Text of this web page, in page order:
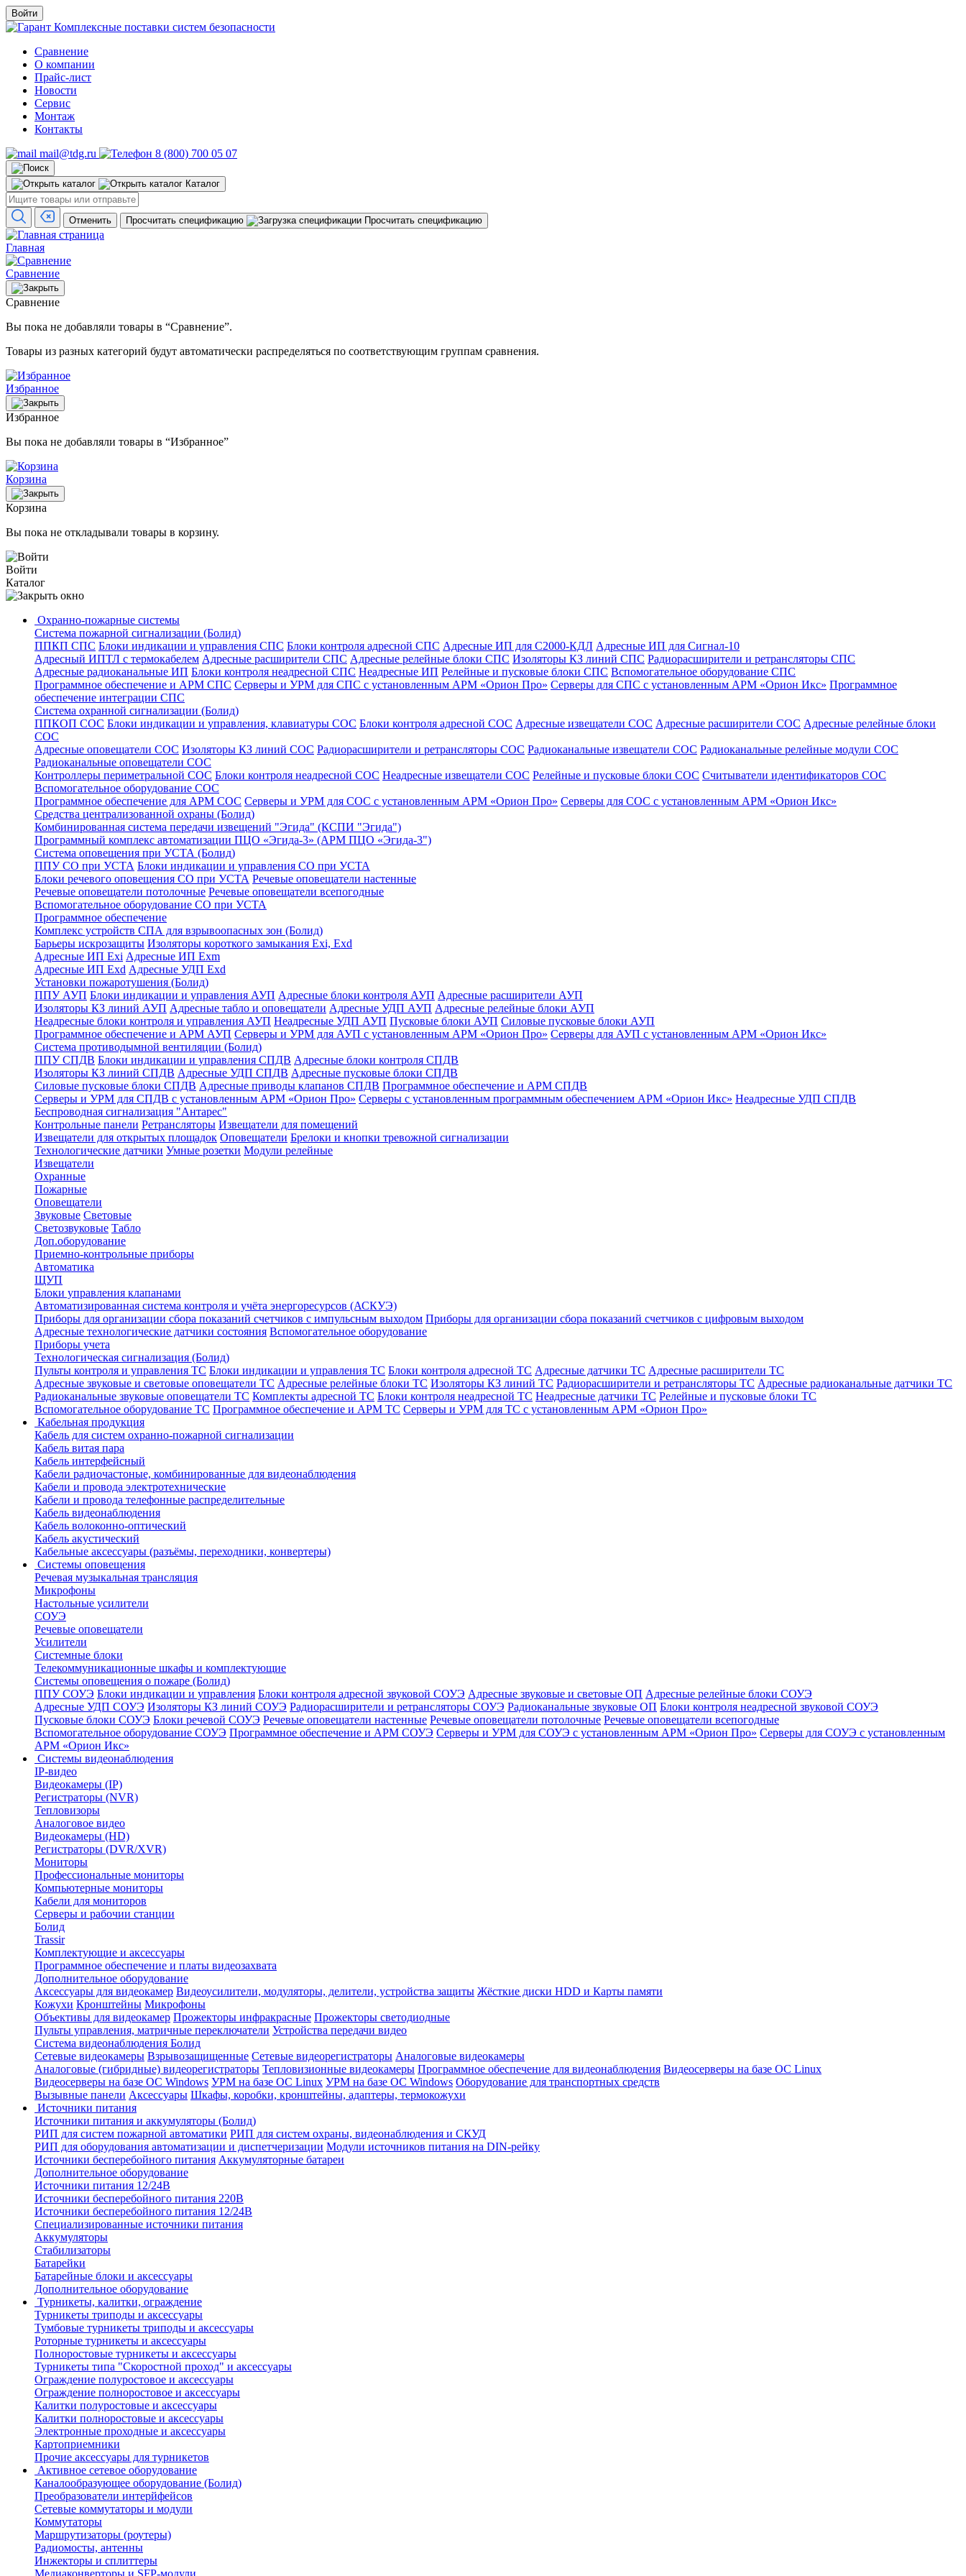
Войти
Комплексные поставки систем безопасности
Сравнение
О компании
Прайс-лист
Новости
Сервис
Монтаж
Контакты
mail@tdg.ru
8 (800) 700 05 07
Каталог
Отменить Просчитать спецификацию Просчитать спецификацию
Главная
Сравнение
Сравнение
Вы пока не добавляли товары в “Сравнение”.
Товары из разных категорий будут автоматически распределяться по соответствующим группам сравнения.
Избранное
Избранное
Вы пока не добавляли товары в “Избранное”
Корзина
Корзина
Вы пока не откладывали товары в корзину.
Войти
Каталог
Охранно-пожарные системы
Система пожарной сигнализации (Болид)
ППКП СПС Блоки индикации и управления СПС Блоки контроля адресной СПС Адресные ИП для С2000-КДЛ Адресные ИП для Сигнал-10
Адресный ИПТЛ с термокабелем Адресные расширители СПС Адресные релейные блоки СПС Изоляторы КЗ линий СПС Радиорасширители и ретрансляторы СПС
Адресные радиоканальные ИП Блоки контроля неадресной СПС Неадресные ИП Релейные и пусковые блоки СПС Вспомогательное оборудование СПС
Программное обеспечение и АРМ СПС Серверы и УРМ для СПС с установленным АРМ «Орион Про» Серверы для СПС с установленным АРМ «Орион Икс» Программное
обеспечение интеграции СПС
Система охранной сигнализации (Болид)
ППКОП СОС Блоки индикации и управления, клавиатуры СОС Блоки контроля адресной СОС Адресные извещатели СОС Адресные расширители СОС Адресные релейные блоки
СОС
Адресные оповещатели СОС Изоляторы КЗ линий СОС Радиорасширители и ретрансляторы СОС Радиоканальные извещатели СОС Радиоканальные релейные модули СОС
Радиоканальные оповещатели СОС
Контроллеры периметральной СОС Блоки контроля неадресной СОС Неадресные извещатели СОС Релейные и пусковые блоки СОС Считыватели идентификаторов СОС
Вспомогательное оборудование СОС
Программное обеспечение для АРМ СОС Серверы и УРМ для СОС с установленным АРМ «Орион Про» Серверы для СОС с установленным АРМ «Орион Икс»
Средства централизованной охраны (Болид)
Комбинированная система передачи извещений "Эгида" (КСПИ "Эгида")
Программный комплекс автоматизации ПЦО «Эгида-3» (АРМ ПЦО «Эгида-3")
Система оповещения при УСТА (Болид)
ППУ СО при УСТА Блоки индикации и управления СО при УСТА
Блоки речевого оповещения СО при УСТА Речевые оповещатели настенные
Речевые оповещатели потолочные Речевые оповещатели всепогодные
Вспомогательное оборудование СО при УСТА
Программное обеспечение
Комплекс устройств СПА для взрывоопасных зон (Болид)
Барьеры искрозащиты Изоляторы короткого замыкания Exi, Exd
Адресные ИП Exi Адресные ИП Exm
Адресные ИП Exd Адресные УДП Exd
Установки пожаротушения (Болид)
ППУ АУП Блоки индикации и управления АУП Адресные блоки контроля АУП Адресные расширители АУП
Изоляторы КЗ линий АУП Адресные табло и оповещатели Адресные УДП АУП Адресные релейные блоки АУП
Неадресные блоки контроля и управления АУП Неадресные УДП АУП Пусковые блоки АУП Силовые пусковые блоки АУП
Программное обеспечение и АРМ АУП Серверы и УРМ для АУП с установленным АРМ «Орион Про» Серверы для АУП с установленным АРМ «Орион Икс»
Система противодымной вентиляции (Болид)
ППУ СПДВ Блоки индикации и управления СПДВ Адресные блоки контроля СПДВ
Изоляторы КЗ линий СПДВ Адресные УДП СПДВ Адресные пусковые блоки СПДВ
Силовые пусковые блоки СПДВ Адресные приводы клапанов СПДВ Программное обеспечение и АРМ СПДВ
Серверы и УРМ для СПДВ с установленным АРМ «Орион Про» Серверы с установленным программным обеспечением АРМ «Орион Икс» Неадресные УДП СПДВ
Беспроводная сигнализация "Антарес"
Контрольные панели Ретрансляторы Извещатели для помещений
Извещатели для открытых площадок Оповещатели Брелоки и кнопки тревожной сигнализации
Технологические датчики Умные розетки Модули релейные
Извещатели
Охранные
Пожарные
Оповещатели
Звуковые Световые
Светозвуковые Табло
Доп.оборудование
Приемно-контрольные приборы
Автоматика
ЩУП
Блоки управления клапанами
Автоматизированная система контроля и учёта энергоресурсов (АСКУЭ)
Приборы для организации сбора показаний счетчиков с импульсным выходом Приборы для организации сбора показаний счетчиков с цифровым выходом
Адресные технологические датчики состояния Вспомогательное оборудование
Приборы учета
Технологическая сигнализация (Болид)
Пульты контроля и управления ТС Блоки индикации и управления ТС Блоки контроля адресной ТС Адресные датчики ТС Адресные расширители ТС
Адресные звуковые и световые оповещатели ТС Адресные релейные блоки ТС Изоляторы КЗ линий ТС Радиорасширители и ретрансляторы ТС Адресные радиоканальные датчики ТС
Радиоканальные звуковые оповещатели ТС Комплекты адресной ТС Блоки контроля неадресной ТС Неадресные датчики ТС Релейные и пусковые блоки ТС
Вспомогательное оборудование ТС Программное обеспечение и АРМ ТС Серверы и УРМ для ТС с установленным АРМ «Орион Про»
Кабельная продукция
Кабель для систем охранно-пожарной сигнализации
Кабель витая пара
Кабель интерфейсный
Кабели радиочастоные, комбинированные для видеонаблюдения
Кабели и провода электротехнические
Кабели и провода телефонные распределительные
Кабель видеонаблюдения
Кабель волоконно-оптический
Кабель акустический
Кабельные аксессуары (разъёмы, переходники, конвертеры)
Системы оповещения
Речевая музыкальная трансляция
Микрофоны
Настольные усилители
СОУЭ
Речевые оповещатели
Усилители
Системные блоки
Телекоммуникационные шкафы и комплектующие
Системы оповещения о пожаре (Болид)
ППУ СОУЭ Блоки индикации и управления Блоки контроля адресной звуковой СОУЭ Адресные звуковые и световые ОП Адресные релейные блоки СОУЭ
Адресные УДП СОУЭ Изоляторы КЗ линий СОУЭ Радиорасширители и ретрансляторы СОУЭ Радиоканальные звуковые ОП Блоки контроля неадресной звуковой СОУЭ
Пусковые блоки СОУЭ Блоки речевой СОУЭ Речевые оповещатели настенные Речевые оповещатели потолочные Речевые оповещатели всепогодные
Вспомогательное оборудование СОУЭ Программное обеспечение и АРМ СОУЭ Серверы и УРМ для СОУЭ с установленным АРМ «Орион Про» Серверы для СОУЭ с установленным
АРМ «Орион Икс»
Системы видеонаблюдения
IP-видео
Видеокамеры (IP)
Регистраторы (NVR)
Тепловизоры
Аналоговое видео
Видеокамеры (HD)
Регистраторы (DVR/XVR)
Мониторы
Профессиональные мониторы
Компьютерные мониторы
Кабели для мониторов
Серверы и рабочии станции
Болид
Trassir
Комплектующие и аксессуары
Программное обеспечение и платы видеозахвата
Дополнительное оборудование
Аксессуары для видеокамер Видеоусилители, модуляторы, делители, устройства защиты Жёсткие диски HDD и Карты памяти
Кожухи Кронштейны Микрофоны
Объективы для видеокамер Прожекторы инфракрасные Прожекторы светодиодные
Пульты управления, матричные переключатели Устройства передачи видео
Система видеонаблюдения Болид
Сетевые видеокамеры Взрывозащищенные Сетевые видеорегистраторы Аналоговые видеокамеры
Аналоговые (гибридные) видеорегистраторы Тепловизионные видеокамеры Программное обеспечение для видеонаблюдения Видеосерверы на базе ОС Linux
Видеосерверы на базе ОС Windows УРМ на базе ОС Linux УРМ на базе ОС Windows Оборудование для транспортных средств
Вызывные панели Аксессуары Шкафы, коробки, кронштейны, адаптеры, термокожухи
Источники питания
Источники питания и аккумуляторы (Болид)
РИП для систем пожарной автоматики РИП для систем охраны, видеонаблюдения и СКУД
РИП для оборудования автоматизации и диспетчеризации Модули источников питания на DIN-рейку
Источники бесперебойного питания Аккумуляторные батареи
Дополнительное оборудование
Источники питания 12/24В
Источники бесперебойного питания 220В
Источники бесперебойного питания 12/24В
Специализированные источники питания
Аккумуляторы
Стабилизаторы
Батарейки
Батарейные блоки и аксессуары
Дополнительное оборудование
Турникеты, калитки, ограждение
Турникеты триподы и аксессуары
Тумбовые турникеты триподы и аксессуары
Роторные турникеты и аксессуары
Полноростовые турникеты и аксессуары
Турникеты типа "Скоростной проход" и аксессуары
Ограждение полуростовое и аксессуары
Ограждение полноростовое и аксессуары
Калитки полуростовые и аксессуары
Калитки полноростовые и аксессуары
Электронные проходные и аксессуары
Картоприемники
Прочие аксессуары для турникетов
Активное сетевое оборудование
Каналообразующее оборудование (Болид)
Преобразователи интерйфейсов
Сетевые коммутаторы и модули
Коммутаторы
Маршрутизаторы (роутеры)
Радиомосты, антенны
Инжекторы и сплиттеры
Медиаконверторы и SFP-модули